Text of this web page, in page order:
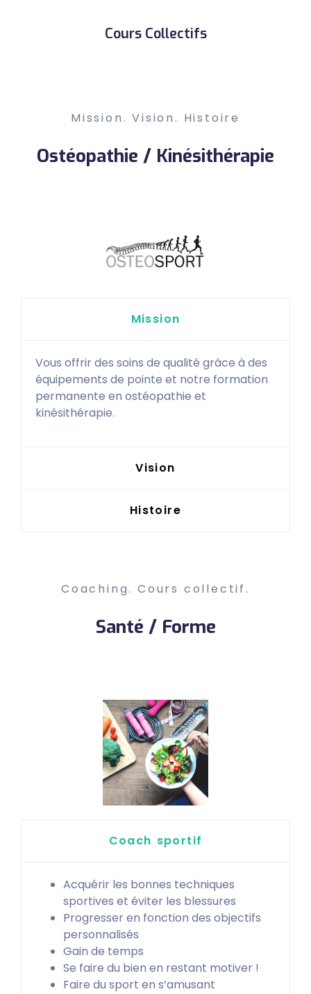
Cours Collectifs
Mission. Vision. Histoire
Ostéopathie / Kinésithérapie
Mission
Vous offrir des soins de qualité grâce à des
équipements de pointe et notre formation
permanente en ostéopathie et
kinésithérapie.
Vision
Histoire
Coaching. Cours collectif.
Santé / Forme
Coach sportif
Acquérir les bonnes techniques
sportives et éviter les blessures
Progresser en fonction des objectifs
personnalisés
Gain de temps
Se faire du bien en restant motiver !
Faire du sport en s’amusant